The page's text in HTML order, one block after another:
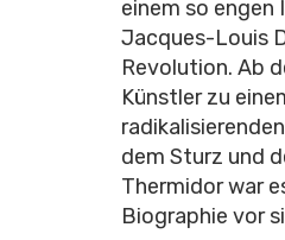
einem so
Jacques-Louis
Revolution. Ab
Künstler zu
dem Sturz und
Thermidor war
Biographie vor